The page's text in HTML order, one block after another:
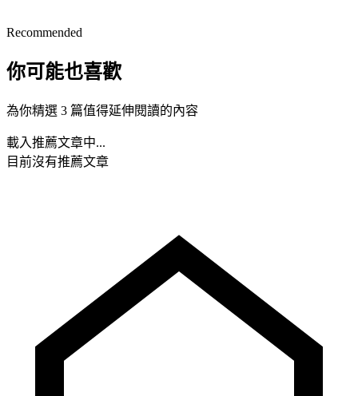
Recommended
你可能也喜歡
為你精選 3 篇值得延伸閱讀的內容
載入推薦文章中...
目前沒有推薦文章